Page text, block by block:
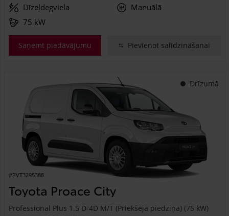
Dīzeļdegviela
Manuālā
75 kW
Saņemt piedāvājumu Pievienot salīdzināšanai
Drīzumā
#PVT3295388
Toyota Proace City
Professional Plus 1.5 D-4D M/T (Priekšējā piedziņa) (75 kW)